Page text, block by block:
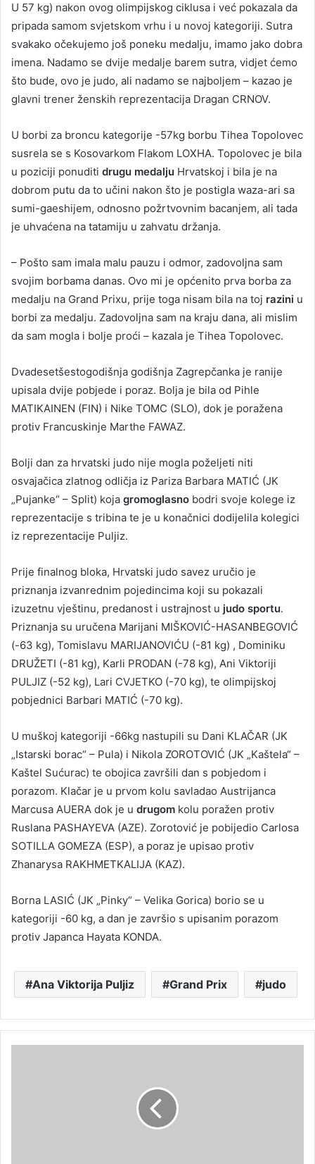
U 57 kg) nakon ovog olimpijskog ciklusa i već pokazala da
pripada samom svjetskom vrhu i u novoj kategoriji. Sutra
svakako očekujemo još poneku medalju, imamo jako dobra
imena. Nadamo se dvije medalje barem sutra, vidjet ćemo
što bude, ovo je judo, ali nadamo se najboljem – kazao je
glavni trener ženskih reprezentacija Dragan CRNOV.
U borbi za broncu kategorije -57kg borbu Tihea Topolovec
susrela se s Kosovarkom Flakom LOXHA. Topolovec je bila
u poziciji ponuditi drugu medalju Hrvatskoj i bila je na
dobrom putu da to učini nakon što je postigla waza-ari sa
sumi-gaeshijem, odnosno požrtvovnim bacanjem, ali tada
je uhvaćena na tatamiju u zahvatu držanja.
– Pošto sam imala malu pauzu i odmor, zadovoljna sam
svojim borbama danas. Ovo mi je općenito prva borba za
medalju na Grand Prixu, prije toga nisam bila na toj razini u
borbi za medalju. Zadovoljna sam na kraju dana, ali mislim
da sam mogla i bolje proći – kazala je Tihea Topolovec.
Dvadesetšestogodišnja godišnja Zagrepčanka je ranije
upisala dvije pobjede i poraz. Bolja je bila od Pihle
MATIKAINEN (FIN) i Nike TOMC (SLO), dok je poražena
protiv Francuskinje Marthe FAWAZ.
Bolji dan za hrvatski judo nije mogla poželjeti niti
osvajačica zlatnog odličja iz Pariza Barbara MATIĆ (JK
„Pujanke“ – Split) koja gromoglasno bodri svoje kolege iz
reprezentacije s tribina te je u konačnici dodijelila kolegici
iz reprezentacije Puljiz.
Prije finalnog bloka, Hrvatski judo savez uručio je
priznanja izvanrednim pojedincima koji su pokazali
izuzetnu vještinu, predanost i ustrajnost u judo sportu.
Priznanja su uručena Marijani MIŠKOVIĆ-HASANBEGOVIĆ
(-63 kg), Tomislavu MARIJANOVIĆU (-81 kg) , Dominiku
DRUŽETI (-81 kg), Karli PRODAN (-78 kg), Ani Viktoriji
PULJIZ (-52 kg), Lari CVJETKO (-70 kg), te olimpijskoj
pobjednici Barbari MATIĆ (-70 kg).
U muškoj kategoriji -66kg nastupili su Dani KLAČAR (JK
„Istarski borac“ – Pula) i Nikola ZOROTOVIĆ (JK „Kaštela“ –
Kaštel Sućurac) te obojica završili dan s pobjedom i
porazom. Klačar je u prvom kolu savladao Austrijanca
Marcusa AUERA dok je u drugom kolu poražen protiv
Ruslana PASHAYEVA (AZE). Zorotović je pobijedio Carlosa
SOTILLA GOMEZA (ESP), a poraz je upisao protiv
Zhanarysa RAKHMETKALIJA (KAZ).
Borna LASIĆ (JK „Pinky“ – Velika Gorica) borio se u
kategoriji -60 kg, a dan je završio s upisanim porazom
protiv Japanca Hayata KONDA.
Ana Viktorija Puljiz Grand Prix judo